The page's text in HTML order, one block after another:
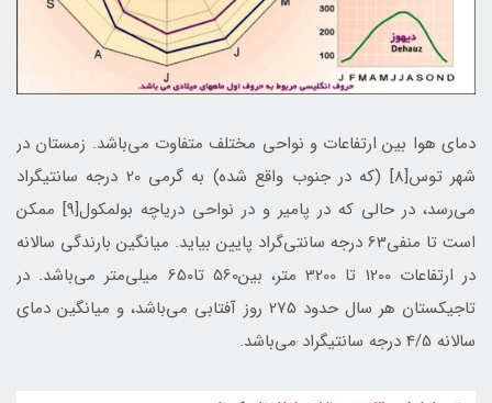
دمای هوا بین ارتفاعات و نواحی مختلف متفاوت می‌باشد. زمستان در
شهر توس[8] (که در جنوب واقع شده) به گرمی 20 درجه سانتیگراد
می‌رسد، در حالی که در پامیر و در نواحی دریاچه بولمکول[9] ممکن
است تا منفي63 درجه سانتی‌گراد پایین بیاید. میانگین بارندگی سالانه
در ارتفاعات 1200 تا 3200 متر، بین560 تا650 میلی‌متر می‌باشد. در
تاجیکستان هر سال حدود 275 روز آفتابی می‌باشد، و میانگین دمای
سالانه 4/5 درجه سانتیگراد می‌باشد.